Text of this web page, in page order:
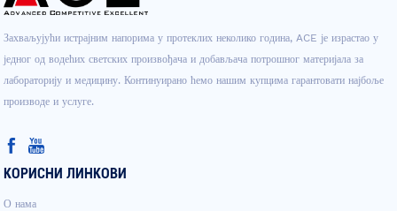
Захваљујући истрајним напорима у протеклих неколико година, ACE је израстао у
једног од водећих светских произвођача и добављача потрошног материјала за
лабораторију и медицину. Континуирано ћемо нашим купцима гарантовати најбоље
производе и услуге.
КОРИСНИ ЛИНКОВИ
О нама